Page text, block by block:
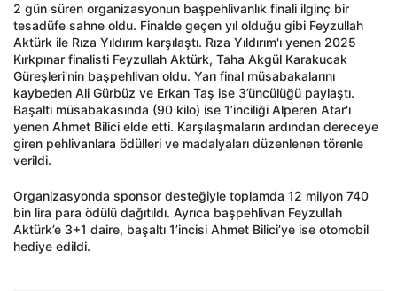
2 gün süren organizasyonun başpehlivanlık finali ilginç bir
tesadüfe sahne oldu. Finalde geçen yıl olduğu gibi Feyzullah
Aktürk ile Rıza Yıldırım karşılaştı. Rıza Yıldırım'ı yenen 2025
Kırkpınar finalisti Feyzullah Aktürk, Taha Akgül Karakucak
Güreşleri'nin başpehlivan oldu. Yarı final müsabakalarını
kaybeden Ali Gürbüz ve Erkan Taş ise 3’üncülüğü paylaştı.
Başaltı müsabakasında (90 kilo) ise 1’inciliği Alperen Atar'ı
yenen Ahmet Bilici elde etti. Karşılaşmaların ardından dereceye
giren pehlivanlara ödülleri ve madalyaları düzenlenen törenle
verildi.
Organizasyonda sponsor desteğiyle toplamda 12 milyon 740
bin lira para ödülü dağıtıldı. Ayrıca başpehlivan Feyzullah
Aktürk’e 3+1 daire, başaltı 1’incisi Ahmet Bilici’ye ise otomobil
hediye edildi.